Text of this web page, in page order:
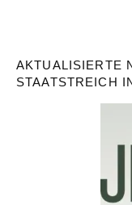
AKTUALISIERTE
STAATSTREICH